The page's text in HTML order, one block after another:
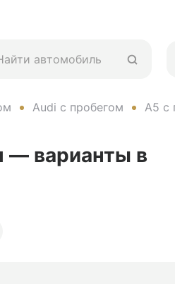
Audi с пробегом A5 с
— варианты в